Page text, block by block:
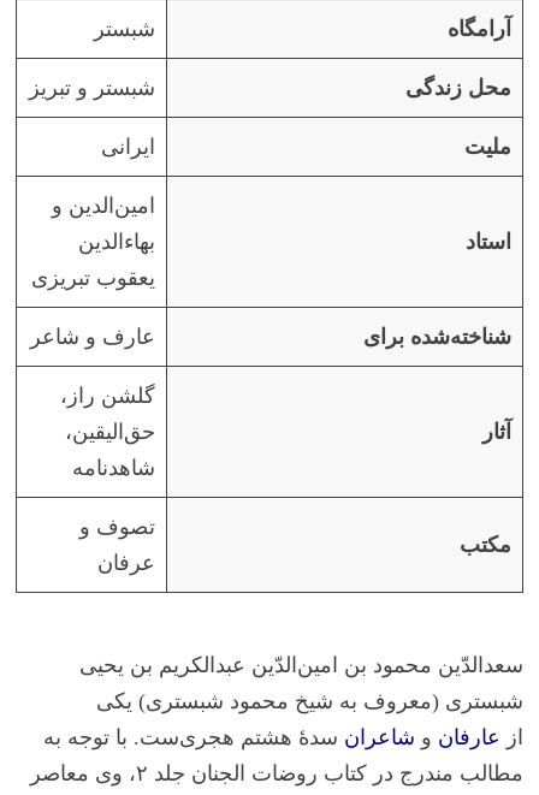
آرامگاه شبستر
محل زندگی شبستر و تبریز
ملیت ایرانی
استاد
امین‌الدین و
بهاءالدین
یعقوب تبریزی
شناخته‌شده برای عارف و شاعر
آثار
گلشن راز،
حق‌الیقین،
شاهدنامه
مکتب
تصوف و
عرفان
سعدالدّین محمود بن امین‌الدّین عبدالکریم بن یحیی
شبستری (معروف به شیخ محمود شبستری) یکی
از عارفان و شاعران سدهٔ هشتم هجری‌ست. با توجه به
مطالب مندرج در کتاب روضات الجنان جلد ۲، وی معاصر